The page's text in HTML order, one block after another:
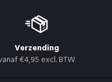
Verzending
€4,95 excl. BTW